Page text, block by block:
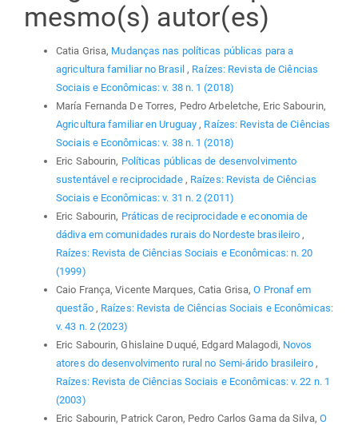
mesmo(s) autor(es)
Catia Grisa, Mudanças nas políticas públicas para a
agricultura familiar no Brasil , Raízes: Revista de Ciências
Sociais e Econômicas: v. 38 n. 1 (2018)
María Fernanda De Torres, Pedro Arbeletche, Eric Sabourin,
Agricultura familiar en Uruguay , Raízes: Revista de Ciências
Sociais e Econômicas: v. 38 n. 1 (2018)
Eric Sabourin, Políticas públicas de desenvolvimento
sustentável e reciprocidade , Raízes: Revista de Ciências
Sociais e Econômicas: v. 31 n. 2 (2011)
Eric Sabourin, Práticas de reciprocidade e economia de
dádiva em comunidades rurais do Nordeste brasileiro ,
Raízes: Revista de Ciências Sociais e Econômicas: n. 20
(1999)
Caio França, Vicente Marques, Catia Grisa,O Pronaf em
questão , Raízes: Revista de Ciências Sociais e Econômicas:
v. 43 n. 2 (2023)
Eric Sabourin, Ghislaine Duqué, Edgard Malagodi, Novos
atores do desenvolvimento rural no Semi-árido brasileiro ,
Raízes: Revista de Ciências Sociais e Econômicas: v. 22 n. 1
(2003)
Eric Sabourin, Patrick Caron, Pedro Carlos Gama da Silva, O